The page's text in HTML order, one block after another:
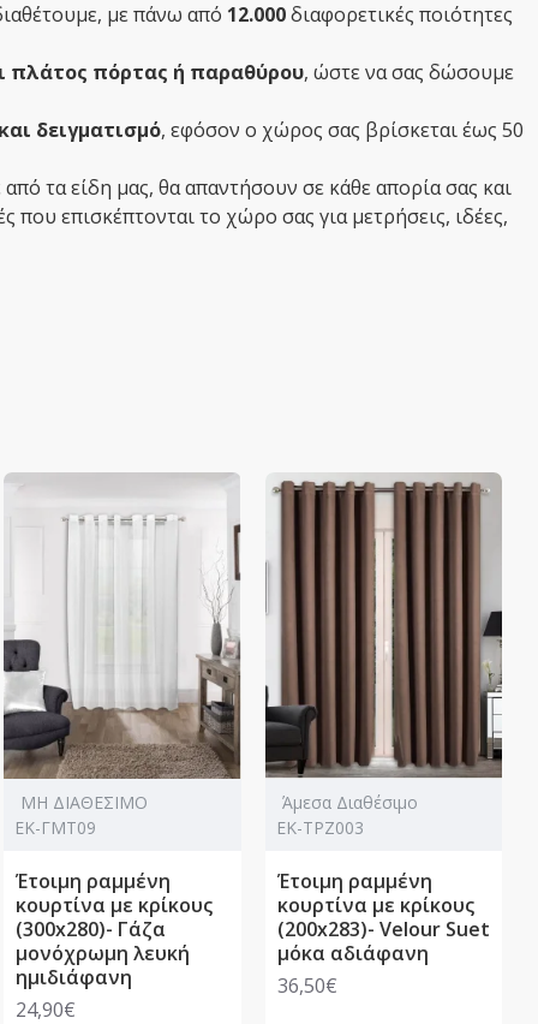
με πάνω από 12.000διαφορετικές ποιότητες
πλάτος πόρτας ή παραθύρου, ώστε να σας δώσουμε
δειγματισμό, εφόσον ο χώρος σας βρίσκεται έως 50
τα είδη μας, θα απαντήσουν σε κάθε απορία σας και
επισκέπτονται το χώρο σας για μετρήσεις, ιδέες,
ΜΗ ΔΙΑΘΕΣΙΜΟ
ΕΚ-ΓΜΤ09
Έτοιμη ραμμένη
κουρτίνα με κρίκους
(300x280)- Γάζα
μονόχρωμη λευκή
ημιδιάφανη
24,90€
Άμεσα Διαθέσιμο
ΕΚ-ΤΡΖ003
Έτοιμη ραμμένη
κουρτίνα με κρίκους
(200x283)- Velour Suet
μόκα αδιάφανη
36,50€